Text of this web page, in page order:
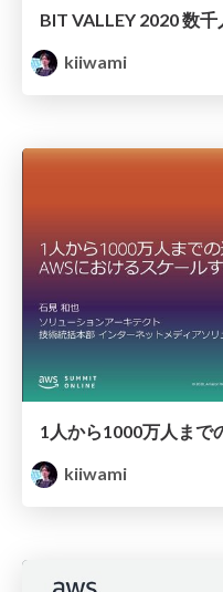
kiiwami
kiiwami